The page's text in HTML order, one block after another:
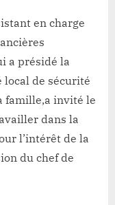
en charge
a présidé la
local de sécurité
famille,a invité le
dans la
l’intérêt de la
du chef de